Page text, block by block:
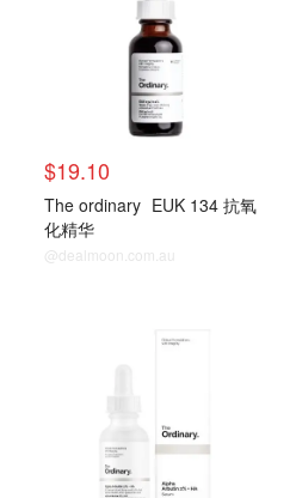
$19.10
The ordinary EUK 134 抗氧
化精华
@dealmoon.com.au